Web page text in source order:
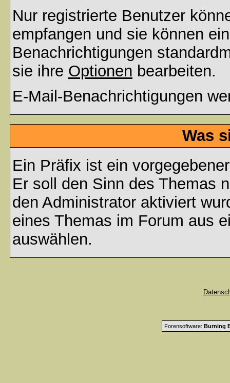
Nur registrierte Benutzer
empfangen und sie können
Benachrichtigungen
sie ihre Optionen bearbeiten.
E-Mail-Benachrichtigungen
Was
Ein Präfix ist ein
Er soll den Sinn des Themas
den Administrator aktiviert
eines Themas im Forum aus
auswählen.
Forensoftware: Burning